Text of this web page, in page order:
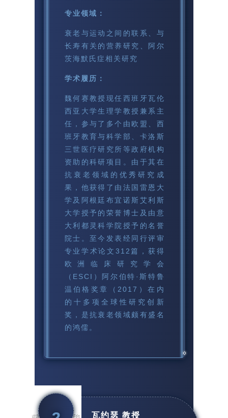
专业领域：
衰老与运动之间的联系、与
长寿有关的营养研究、阿尔
茨海默氏症相关研究
学术履历：
魏何赛教授现任西班牙瓦伦
西亚大学生理学教授兼系主
任，参与了多个由欧盟、西
班牙教育与科学部、卡洛斯
三世医疗研究所等政府机构
资助的科研项目。由于其在
抗衰老领域的优秀研究成
果，他获得了由法国雷恩大
学及阿根廷布宜诺斯艾利斯
大学授予的荣誉博士及由意
大利都灵科学院授予的名誉
院士。至今发表经同行评审
专业学术论文312篇，获得
欧洲临床研究学会
（ESCI）阿尔伯特·斯特鲁
温伯格奖章（2017）在内
的十多项全球性研究创新
奖，是抗衰老领域颇有盛名
的鸿儒。
瓦约瑟 教授